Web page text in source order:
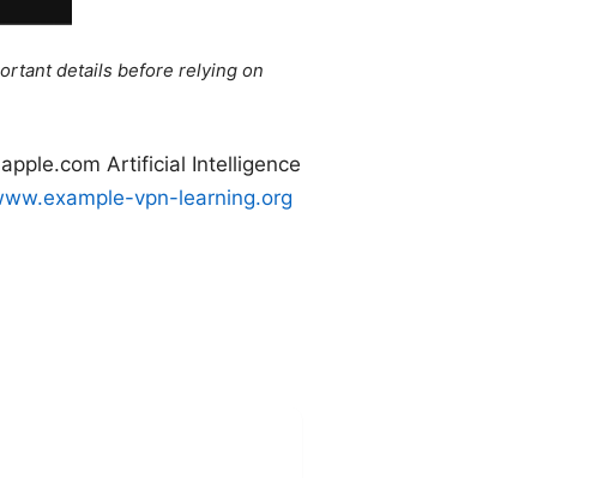
details before relying on
apple.com Artificial Intelligence
vpn-learning.org